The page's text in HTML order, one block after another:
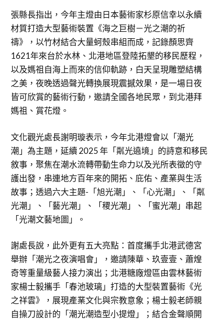
張縣長指出，今年主燈由日本藝術家杉原信幸以永續
材質打造大型藝術裝置《海之巨樹－光之潮的祈
禱》，以竹材結合大量蚵殼串組而成，記錄顏思齊
1621年來台於水林、北港地區登陸拓墾的移民歷程，
以及媽祖自海上而來的信仰軌跡，白天呈現雕塑結構
之美，夜晚透過聲光轉換展現震撼效果，是一場日夜
皆可欣賞的藝術行動，邀請全國各地民眾，到北港拜
媽祖、賞花燈。
文化觀光處長謝明璇表示，今年北港燈會以「潮光
潮」為主題，延續 2025 年「粼光遶境」的詩意和移民
敘事，聚焦在潮水流轉帶動生命力以及光所表徵的守
護出發，串連地方百年來的開拓、庇佑、產業與生活
故事；透過六大主題-「旭光潮」、「心光潮」、「粼
光潮」、「藝光潮」、「稷光潮」、「蜜光潮」串起
「光潮文藝地圖」。
謝處長說，此外更有五大亮點：首度攜手北港武德宮
舉辦「潮光之夜演唱會」，邀請陳華、玖壹壹、蕭煌
奇等重量級藝人接力演出；北港糖廠燈區由雲林藝術
家楊士毅攜手「春池玻璃」打造的大型裝置藝術《光
之祥雲》，展現產業文化與宗教意象；楊士毅老師親
自操刀設計的「潮光潮造型小提燈」；結合金聲順開